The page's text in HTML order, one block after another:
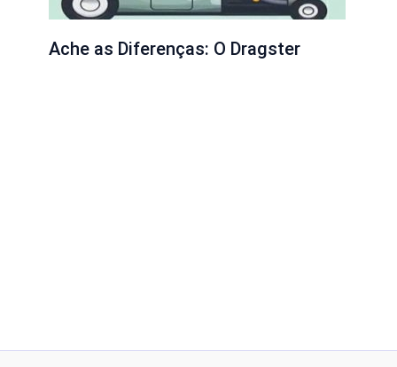
Ache as Diferenças: O Dragster